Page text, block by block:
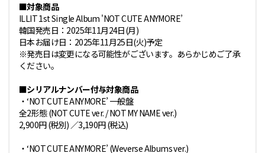
■対象商品
ILLIT 1st Single Album 'NOT CUTE ANYMORE’
韓国発売日：2025年11月24日(月)
日本お届け日：2025年11月25日(火)予定
※発売日は変更になる可能性がございます。あらかじめご了承
ください。
■シリアルナンバー付与対象商品
・‘NOT CUTE ANYMORE’ 一般盤
全2形態 (NOT CUTE ver. / NOT MY NAME ver.)
2,900円 (税別) ／3,190円 (税込)
・‘NOT CUTE ANYMORE’ (Weverse Albums ver.)